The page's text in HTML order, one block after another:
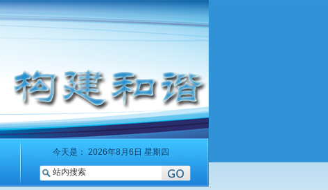
今天是： 2026年8月6日 星期四